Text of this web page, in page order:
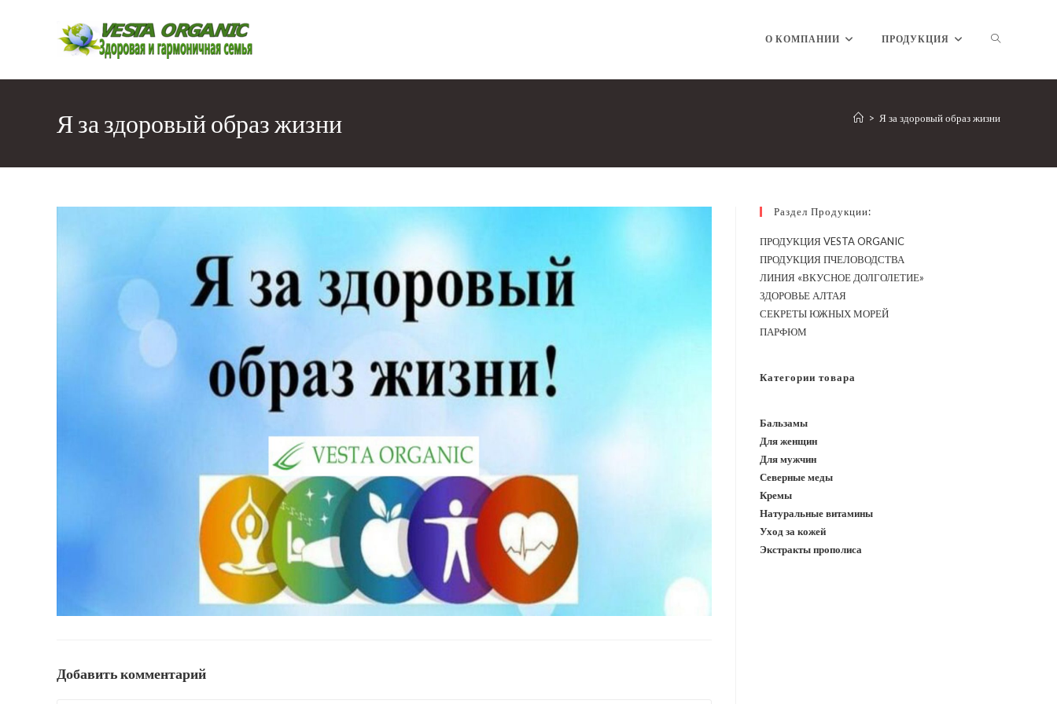
содержимому
О КОМПАНИИ ПРОДУКЦИЯ
ПОИСК
Я за здоровый образ жизни > Я за здоровый образ жизни
Добавить комментарий
Раздел Продукции:
ПРОДУКЦИЯ VESTA ORGANIC
ПРОДУКЦИЯ ПЧЕЛОВОДСТВА
ЛИНИЯ «ВКУСНОЕ ДОЛГОЛЕТИЕ»
ЗДОРОВЬЕ АЛТАЯ
СЕКРЕТЫ ЮЖНЫХ МОРЕЙ
ПАРФЮМ
Категории товара
Бальзамы
Для женщин
Для мужчин
Северные меды
Кремы
Натуральные витамины
Уход за кожей
Экстракты прополиса